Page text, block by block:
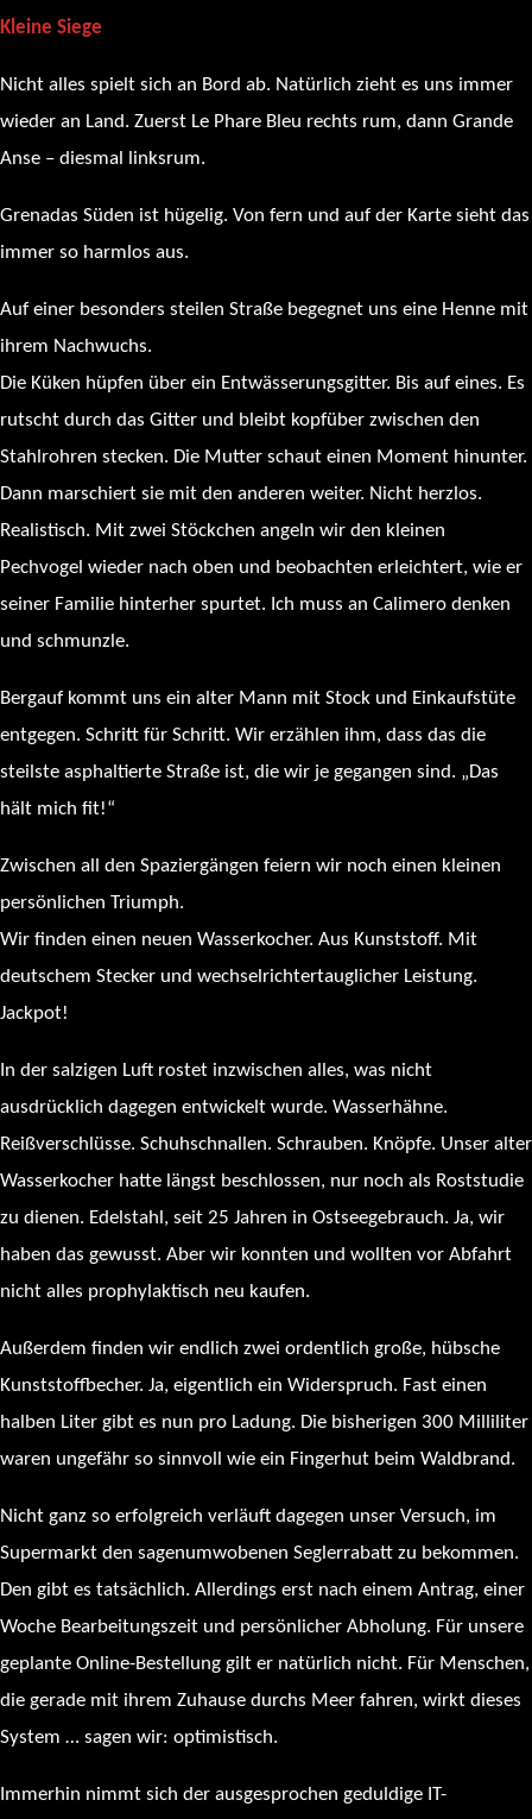
Kleine Siege
Nicht alles spielt sich an Bord ab. Natürlich zieht es uns immer
wieder an Land. Zuerst Le Phare Bleu rechts rum, dann Grande
Anse – diesmal linksrum.
Grenadas Süden ist hügelig. Von fern und auf der Karte sieht das
immer so harmlos aus.
Auf einer besonders steilen Straße begegnet uns eine Henne mit
ihrem Nachwuchs.
Die Küken hüpfen über ein Entwässerungsgitter. Bis auf eines. Es
rutscht durch das Gitter und bleibt kopfüber zwischen den
Stahlrohren stecken. Die Mutter schaut einen Moment hinunter.
Dann marschiert sie mit den anderen weiter. Nicht herzlos.
Realistisch. Mit zwei Stöckchen angeln wir den kleinen
Pechvogel wieder nach oben und beobachten erleichtert, wie er
seiner Familie hinterher spurtet. Ich muss an Calimero denken
und schmunzle.
Bergauf kommt uns ein alter Mann mit Stock und Einkaufstüte
entgegen. Schritt für Schritt. Wir erzählen ihm, dass das die
steilste asphaltierte Straße ist, die wir je gegangen sind. „Das
hält mich fit!“
Zwischen all den Spaziergängen feiern wir noch einen kleinen
persönlichen Triumph.
Wir finden einen neuen Wasserkocher. Aus Kunststoff. Mit
deutschem Stecker und wechselrichtertauglicher Leistung.
Jackpot!
In der salzigen Luft rostet inzwischen alles, was nicht
ausdrücklich dagegen entwickelt wurde. Wasserhähne.
Reißverschlüsse. Schuhschnallen. Schrauben. Knöpfe. Unser alter
Wasserkocher hatte längst beschlossen, nur noch als Roststudie
zu dienen. Edelstahl, seit 25 Jahren in Ostseegebrauch. Ja, wir
haben das gewusst. Aber wir konnten und wollten vor Abfahrt
nicht alles prophylaktisch neu kaufen.
Außerdem finden wir endlich zwei ordentlich große, hübsche
Kunststoffbecher. Ja, eigentlich ein Widerspruch. Fast einen
halben Liter gibt es nun pro Ladung. Die bisherigen 300 Milliliter
waren ungefähr so sinnvoll wie ein Fingerhut beim Waldbrand.
Nicht ganz so erfolgreich verläuft dagegen unser Versuch, im
Supermarkt den sagenumwobenen Seglerrabatt zu bekommen.
Den gibt es tatsächlich. Allerdings erst nach einem Antrag, einer
Woche Bearbeitungszeit und persönlicher Abholung. Für unsere
geplante Online-Bestellung gilt er natürlich nicht. Für Menschen,
die gerade mit ihrem Zuhause durchs Meer fahren, wirkt dieses
System … sagen wir: optimistisch.
Immerhin nimmt sich der ausgesprochen geduldige IT-